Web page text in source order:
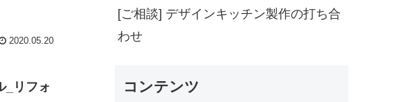
2020.05.20
_リフォ
[ご相談] デザインキッチン製作の打ち合
わせ
コンテンツ